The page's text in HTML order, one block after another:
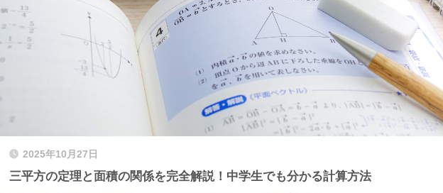
2025年10月27日
三平方の定理と面積の関係を完全解説！中学生でも分かる計算方法